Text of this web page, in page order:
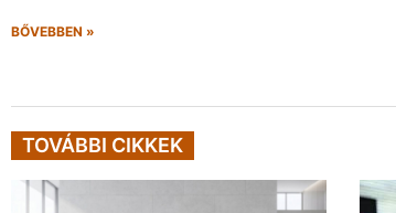
BŐVEBBEN »
TOVÁBBI CIKKEK